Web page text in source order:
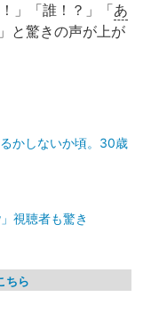
」「誰！？」「あ
と驚きの声が上が
かしないか頃。30歳
視聴者も驚き
ちら